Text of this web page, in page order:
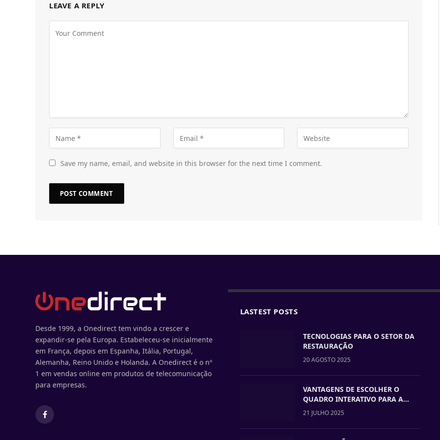
LEAVE A REPLY
Save my name, email, and website in this browser for the next time I comment.
Desde 1999, a Onedirect tem vindo a crescer e
expandir-se pela Europa. Estabeleceu-se inicialmente
em França, depois em Espanha, Itália, Portugal,
Alemanha, Reino Unido e Holanda. A Onedirect é o nº
1 em vendas online em produtos de telecomunicação
para empresas.
Facebook
LASTEST POSTS
TECNOLOGIAS PARA O SETOR DA
RESTAURAÇÃO
20 AGOSTO 2025
VANTAGENS DE ESCOLHER O
QUADRO INTERATIVO PARA A
VOSSA ESCOLA
21 JULHO 2025